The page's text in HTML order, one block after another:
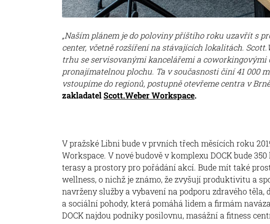
„Naším plánem je do poloviny příštího roku uzavřít s
center, včetně rozšíření na stávajících lokalitách.
trhu se servisovanými kancelářemi a coworkingovými
pronajímatelnou plochu. Ta v současnosti činí 41 000
vstoupíme do regionů, postupně otevřeme centra v
zakladatelScott.Weber Workspace.
V pražské Libni bude v prvních třech měsících roku
Workspace. V nové budově v komplexu DOCK bude
terasy a prostory pro pořádání akcí. Bude mít také
wellness, o nichž je známo, že zvyšují produktivitu a
navrženy služby a vybavení na podporu zdravého
a sociální pohody, která pomáhá lidem a firmám
DOCK najdou podniky posilovnu, masážní a fitness